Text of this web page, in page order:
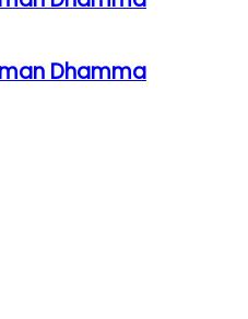
Dhamma